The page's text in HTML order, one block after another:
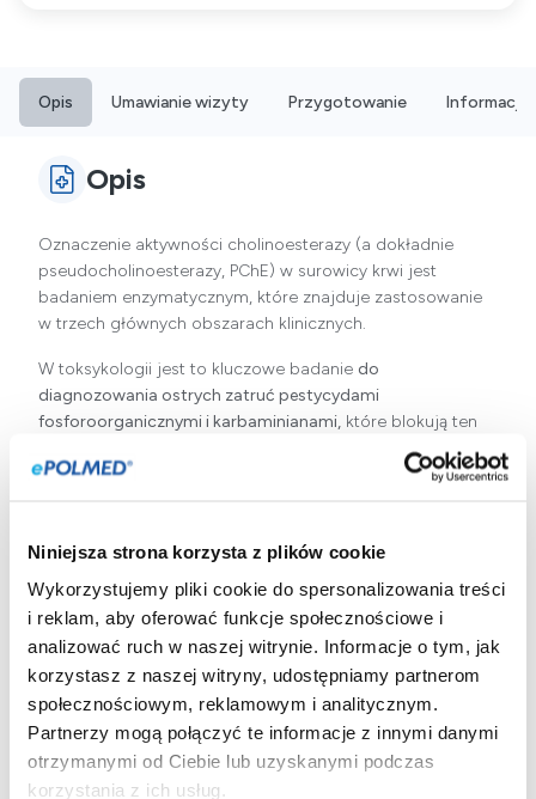
Niniejsza strona korzysta z plików cookie
Wykorzystujemy pliki cookie do spersonalizowania treści
i reklam, aby oferować funkcje społecznościowe i
analizować ruch w naszej witrynie. Informacje o tym, jak
korzystasz z naszej witryny, udostępniamy partnerom
społecznościowym, reklamowym i analitycznym.
Partnerzy mogą połączyć te informacje z innymi danymi
otrzymanymi od Ciebie lub uzyskanymi podczas
korzystania z ich usług.
Opis Umawianie wizyty Przygotowanie Informacje
Opis
Oznaczenie aktywności cholinoesterazy (a dokładnie
pseudocholinoesterazy, PChE) w surowicy krwi jest
badaniem enzymatycznym, które znajduje zastosowanie
w trzech głównych obszarach klinicznych.
W toksykologii jest to kluczowe badanie do
diagnozowania ostrych zatruć pestycydami
fosforoorganicznymi i karbaminianami, które blokują ten
enzym, powodując gwałtowny spadek jego aktywności. W
anestezjologii test pozwala na
identyfikację osób z
zwiotczających mięśnie (np. sukcynylocholiny) może
wywołać zagrażający życiu, przedłużony bezdech.
Ponadto, ponieważ enzym ten jest syntetyzowany w
wątrobie, jego obniżona aktywność może również
wskazywać na zaawansowaną chorobę tego narządu i
obniżenie jego zdolności produkcyjnych. Badanie
wykonuje się z próbki krwi żylnej i nie wymaga ono od
pacjenta specjalnego przygotowania.